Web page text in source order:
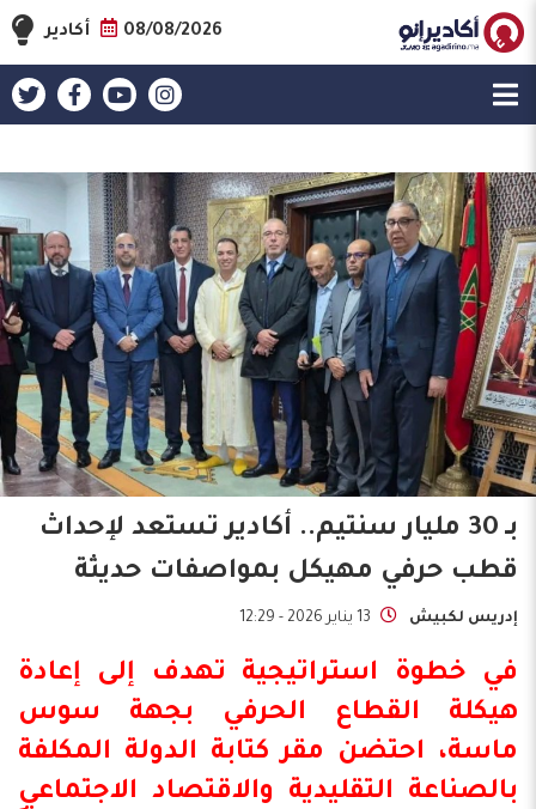
08/08/2026 أكادير
​بـ 30 مليار سنتيم.. أكادير تستعد لإحداث
قطب حرفي مهيكل بمواصفات حديثة
إدريس لكبيش 13 يناير 2026 - 12:29
في خطوة استراتيجية تهدف إلى إعادة
هيكلة القطاع الحرفي بجهة سوس
ماسة، احتضن مقر كتابة الدولة المكلفة
بالصناعة التقليدية والاقتصاد الاجتماعي